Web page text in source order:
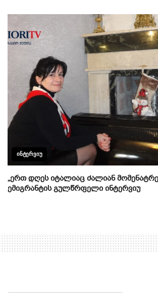
ᲘᲜᲢᲔᲠᲕᲘᲣ
„ერთ დღეს იტალიაც ძალიან
ემიგრანტის გულწრფელი ინტერვიუ